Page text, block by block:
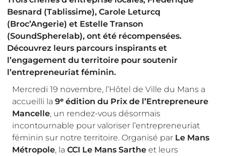
Besnard (Tablissime), Carole Leturcq
(Broc’Angerie) et Estelle Transon
(SoundSpherelab), ont été récompensées.
Découvrez leurs parcours inspirants et
l’engagement du territoire pour soutenir
l’entrepreneuriat féminin.
Mercredi 19 novembre, l’Hôtel de Ville du Mans a
accueilli la9ᵉ édition du Prix de l’Entrepreneure
Mancelle, un rendez-vous désormais
incontournable pour valoriser l’entrepreneuriat
féminin sur notre territoire. Organisé par Le Mans
Métropole, laCCI Le Mans Sarthe et leurs